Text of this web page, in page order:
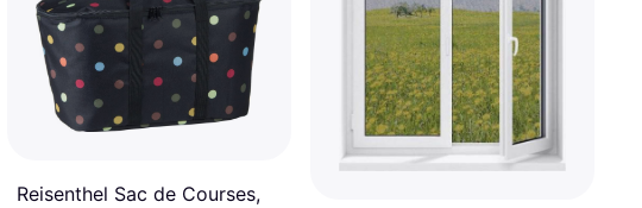
Reisenthel Sac de Courses,